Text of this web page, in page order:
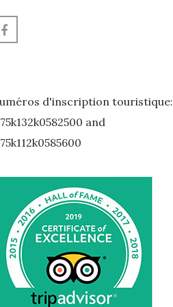
d'inscription touristique:
and